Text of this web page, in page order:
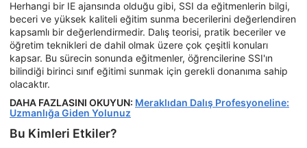
Herhangi bir IE ajansında olduğu gibi, SSI da eğitmenlerin bilgi,
beceri ve yüksek kaliteli eğitim sunma becerilerini değerlendiren
kapsamlı bir değerlendirmedir. Dalış teorisi, pratik beceriler ve
öğretim teknikleri de dahil olmak üzere çok çeşitli konuları
kapsar. Bu sürecin sonunda eğitmenler, öğrencilerine SSI'ın
bilindiği birinci sınıf eğitimi sunmak için gerekli donanıma sahip
olacaktır.
DAHA FAZLASINI OKUYUN: Meraklıdan Dalış Profesyoneline:
Uzmanlığa Giden Yolunuz
Bu Kimleri Etkiler?